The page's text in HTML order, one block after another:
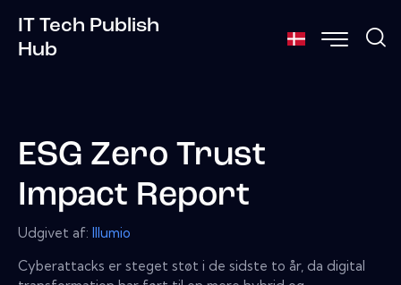
IT Tech Publish
Hub
ESG Zero Trust
Impact Report
Udgivet af: Illumio
Cyberattacks er steget støt i de sidste to år, da digital